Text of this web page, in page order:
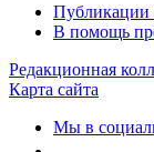
В помощь
Редакционная
Карта сайта
Мы в